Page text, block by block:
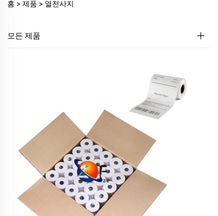
홈 > 제품 > 열전사지
모든 제품